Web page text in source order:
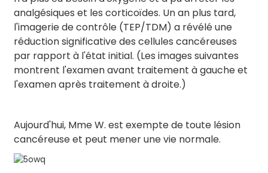
analgésiques et les corticoïdes. Un an plus tard,
l'imagerie de contrôle (TEP/TDM) a révélé une
réduction significative des cellules cancéreuses
par rapport à l'état initial. (Les images suivantes
montrent l'examen avant traitement à gauche et
l'examen après traitement à droite.)
Aujourd'hui, Mme W. est exempte de toute lésion
cancéreuse et peut mener une vie normale.